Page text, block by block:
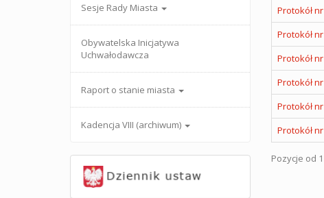
Sesje Rady Miasta
Obywatelska Inicjatywa
Uchwałodawcza
Raport o stanie miasta
Kadencja VIII (archiwum)
Protokół
Protokół
Protokół
Protokół
Protokół
Protokół
Pozycje od